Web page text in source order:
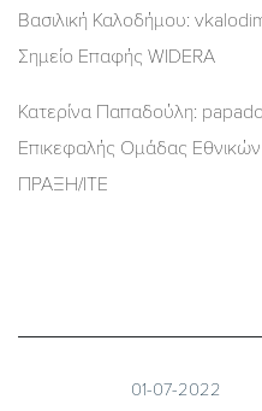
Βασιλική Καλοδήμου:
Σημείο Επαφής WIDERA
Κατερίνα Παπαδούλη:
Επικεφαλής Ομάδας
ΠΡΑΞΗ/ΙΤΕ
01-07-2022